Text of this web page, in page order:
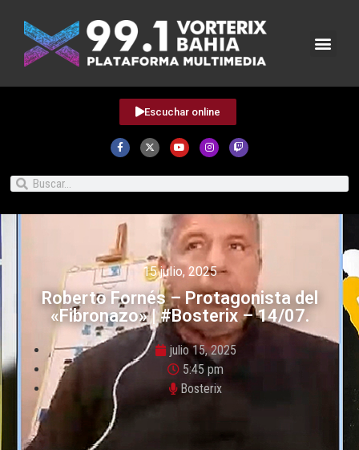
Escuchar online
15 julio, 2025
Roberto Fornés – Protagonista del
«Fibronazo» | #Bosterix – 14/07.
julio 15, 2025
5:45 pm
Bosterix